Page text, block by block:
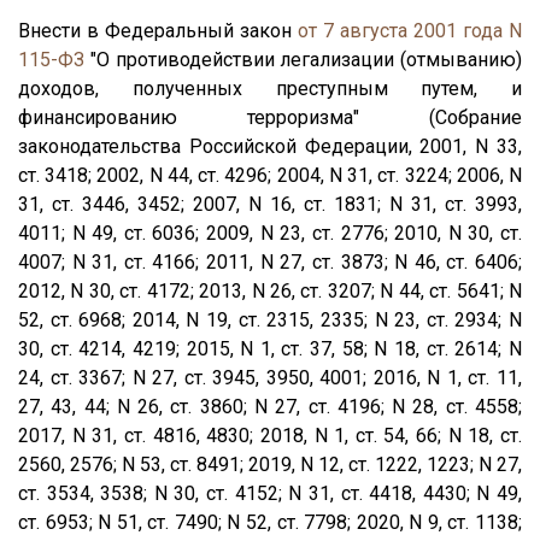
Внести в Федеральный закон от 7 августа 2001 года N
115-ФЗ "О противодействии легализации (отмыванию)
доходов, полученных преступным путем, и
финансированию терроризма" (Собрание
законодательства Российской Федерации, 2001, N 33,
ст. 3418; 2002, N 44, ст. 4296; 2004, N 31, ст. 3224; 2006, N
31, ст. 3446, 3452; 2007, N 16, ст. 1831; N 31, ст. 3993,
4011; N 49, ст. 6036; 2009, N 23, ст. 2776; 2010, N 30, ст.
4007; N 31, ст. 4166; 2011, N 27, ст. 3873; N 46, ст. 6406;
2012, N 30, ст. 4172; 2013, N 26, ст. 3207; N 44, ст. 5641; N
52, ст. 6968; 2014, N 19, ст. 2315, 2335; N 23, ст. 2934; N
30, ст. 4214, 4219; 2015, N 1, ст. 37, 58; N 18, ст. 2614; N
24, ст. 3367; N 27, ст. 3945, 3950, 4001; 2016, N 1, ст. 11,
27, 43, 44; N 26, ст. 3860; N 27, ст. 4196; N 28, ст. 4558;
2017, N 31, ст. 4816, 4830; 2018, N 1, ст. 54, 66; N 18, ст.
2560, 2576; N 53, ст. 8491; 2019, N 12, ст. 1222, 1223; N 27,
ст. 3534, 3538; N 30, ст. 4152; N 31, ст. 4418, 4430; N 49,
ст. 6953; N 51, ст. 7490; N 52, ст. 7798; 2020, N 9, ст. 1138;